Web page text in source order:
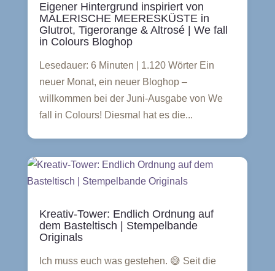
Eigener Hintergrund inspiriert von
MALERISCHE MEERESKÜSTE in
Glutrot, Tigerorange & Altrosé | We fall
in Colours Bloghop
Lesedauer: 6 Minuten | 1.120 Wörter Ein
neuer Monat, ein neuer Bloghop –
willkommen bei der Juni-Ausgabe von We
fall in Colours! Diesmal hat es die...
Kreativ-Tower: Endlich Ordnung auf
dem Basteltisch | Stempelbande
Originals
Ich muss euch was gestehen. 😅 Seit die